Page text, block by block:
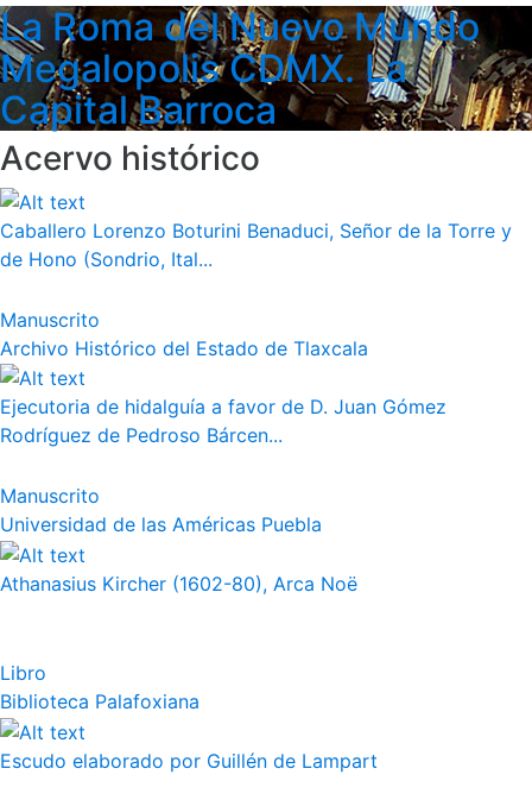
La Roma del Nuevo Mundo
Megalopolis CDMX. La
Capital Barroca
Acervo histórico
Caballero Lorenzo Boturini Benaduci, Señor de la Torre y
de Hono (Sondrio, Ital...
Manuscrito
Archivo Histórico del Estado de Tlaxcala
Ejecutoria de hidalguía a favor de D. Juan Gómez
Rodríguez de Pedroso Bárcen...
Manuscrito
Universidad de las Américas Puebla
Athanasius Kircher (1602-80), Arca Noë
Libro
Biblioteca Palafoxiana
Escudo elaborado por Guillén de Lampart